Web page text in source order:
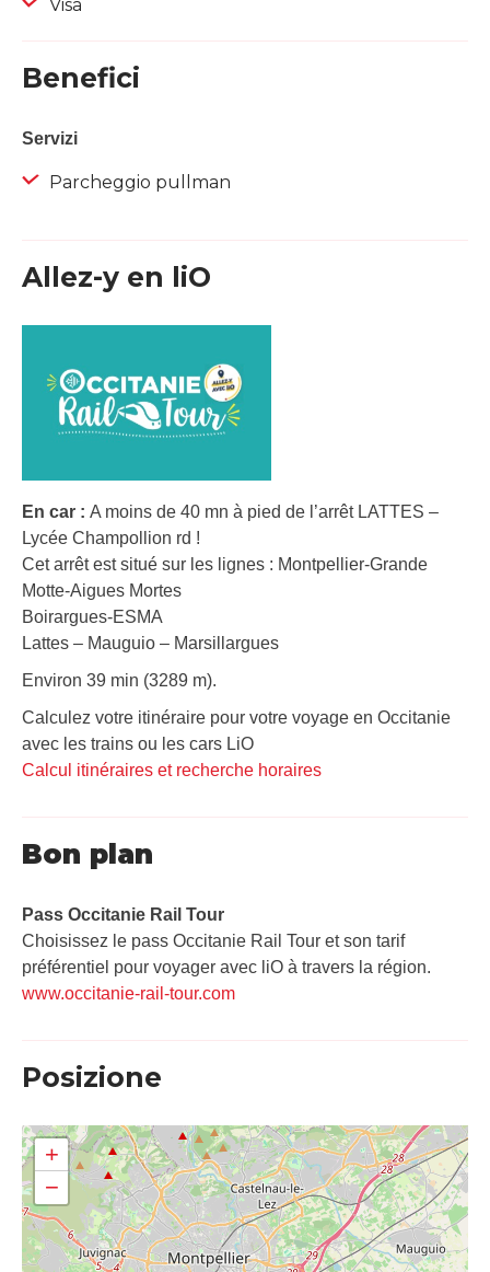
Visa
Benefici
Servizi
Parcheggio pullman
Allez-y en liO
En car : A moins de 40 mn à pied de l’arrêt LATTES –
Lycée Champollion rd !
Cet arrêt est situé sur les lignes : Montpellier-Grande
Motte-Aigues Mortes
Boirargues-ESMA
Lattes – Mauguio – Marsillargues
Environ 39 min (3289 m).
Calculez votre itinéraire pour votre voyage en Occitanie
avec les trains ou les cars LiO
Calcul itinéraires et recherche horaires
Bon plan
Pass Occitanie Rail Tour​
Choisissez le pass Occitanie Rail Tour et son tarif
préférentiel pour voyager avec liO à travers la région.
www.occitanie-rail-tour.com
Posizione
+
−